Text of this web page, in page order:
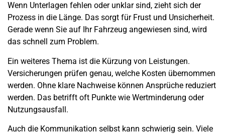
Wenn Unterlagen fehlen oder unklar sind, zieht sich der
Prozess in die Länge. Das sorgt für Frust und Unsicherheit.
Gerade wenn Sie auf Ihr Fahrzeug angewiesen sind, wird
das schnell zum Problem.
Ein weiteres Thema ist die Kürzung von Leistungen.
Versicherungen prüfen genau, welche Kosten übernommen
werden. Ohne klare Nachweise können Ansprüche reduziert
werden. Das betrifft oft Punkte wie Wertminderung oder
Nutzungsausfall.
Auch die Kommunikation selbst kann schwierig sein. Viele